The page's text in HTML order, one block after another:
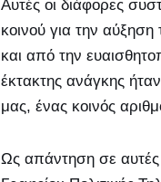
Αυτές οι διάφορες
κοινού για την
και από την
έκτακτης ανάγκης
μας, ένας κοινός
Ως απάντηση σε αυτές